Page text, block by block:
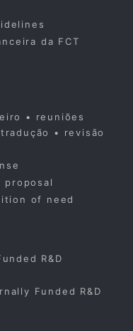
da FCT
• reuniões
• revisão
proposal
of need
R&D
Funded R&D